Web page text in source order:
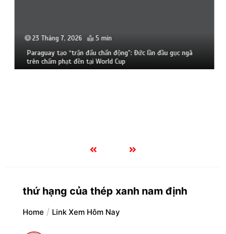
23 Tháng 7, 2026 5 min
Paraguay tạo “trận đấu chấn động”: Đức lần đầu gục ngã
trên chấm phạt đền tại World Cup
Link Xem Hôm Nay
byjacky